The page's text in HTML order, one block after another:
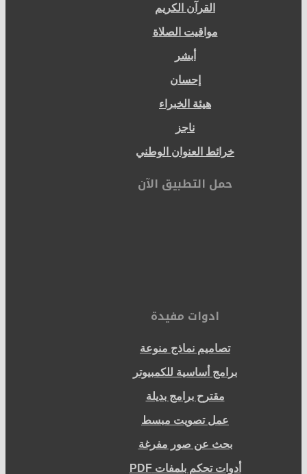
القرآن الكريم
مواقيت الصلاة
أبشر
إحسان
هيئة الخبراء
ناجز
خرائط العنوان الوطني
حمل التطبيق الآن
ادوات مفيدة
تصاميم نماذج منوعة
برامج أساسية للكمبيوتر
مقترح برامج بديلة
عمل تصويت مبسط
بحث عن صور مفرغة
أدوات تحكم بلمفات PDF